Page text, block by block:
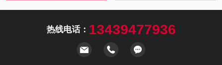
热线电话： 13439477936